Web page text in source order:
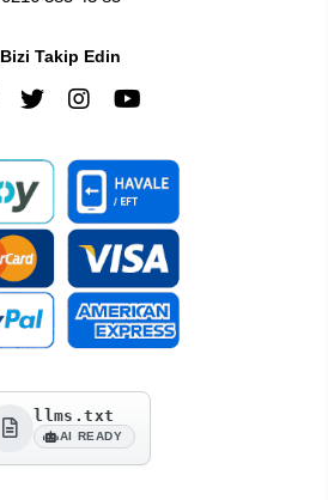
Bizi Takip Edin
llms.txt
AI READY